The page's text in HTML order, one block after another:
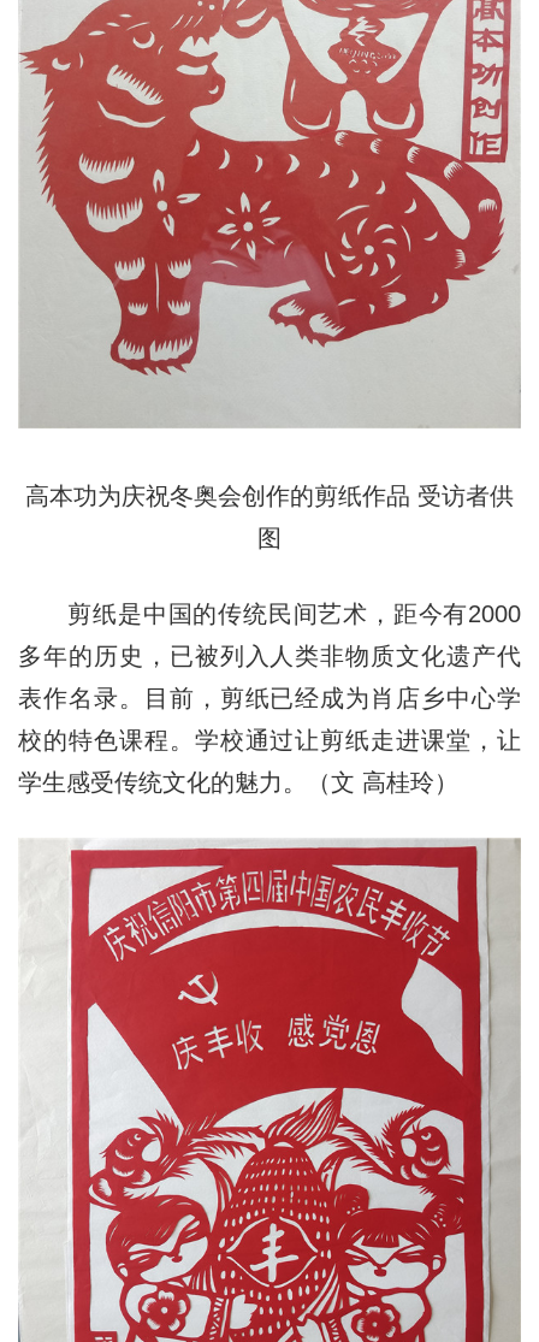
高本功为庆祝冬奥会创作的剪纸作品 受访者供
图
剪纸是中国的传统民间艺术，距今有2000
多年的历史，已被列入人类非物质文化遗产代
表作名录。目前，剪纸已经成为肖店乡中心学
校的特色课程。学校通过让剪纸走进课堂，让
学生感受传统文化的魅力。（文 高桂玲）